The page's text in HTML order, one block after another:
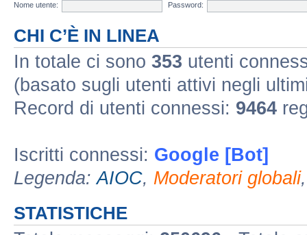
Nome utente:
Password:
CHI C’È IN LINEA
In totale ci sono 353 utenti
(basato sugli utenti attivi negli
Record di utenti connessi: 9464
Iscritti connessi: Google [Bot]
Legenda:AIOC, Moderatori globali
STATISTICHE